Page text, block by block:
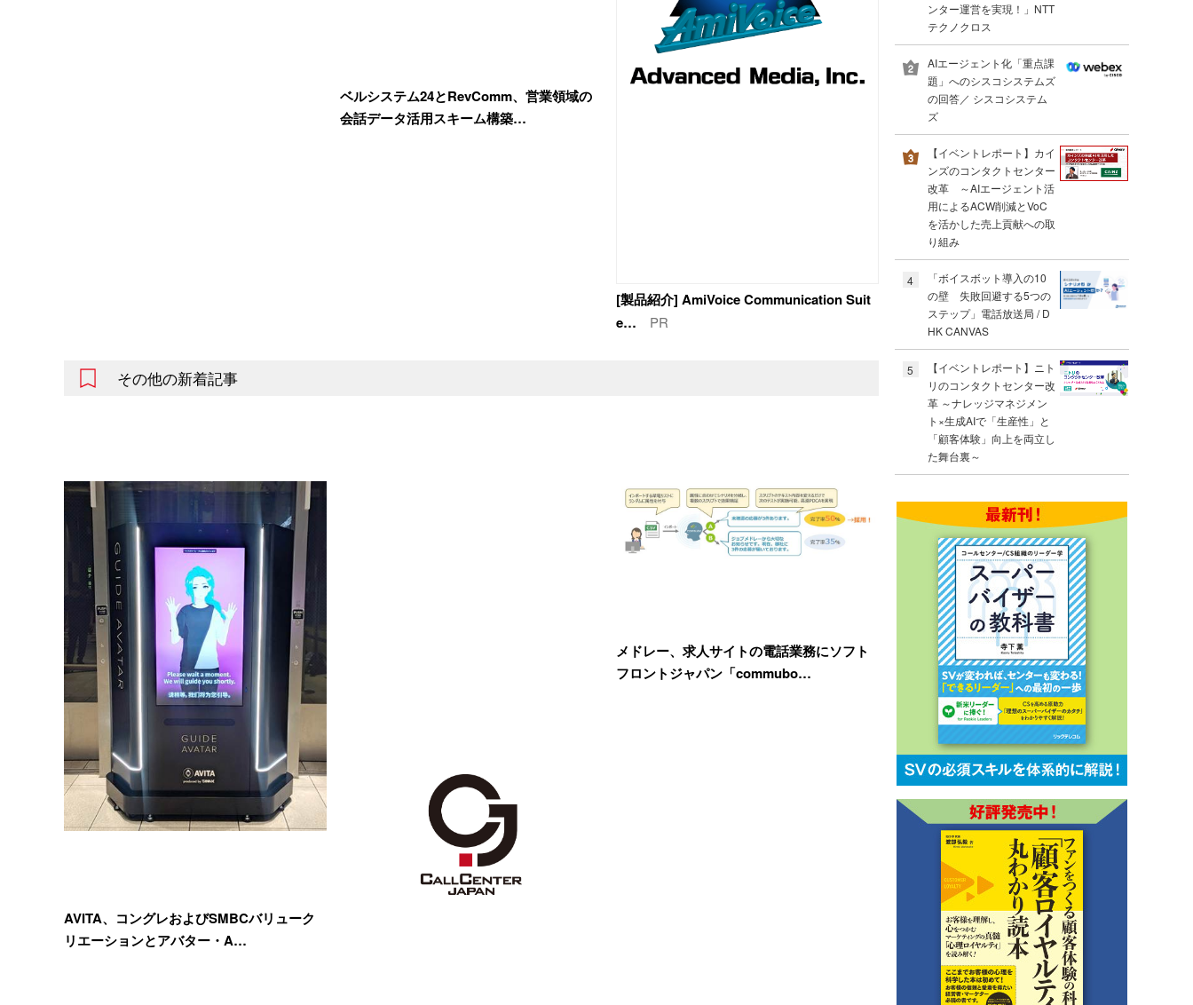
ベルシステム24とRevComm、営業領域の
会話データ活用スキーム構築…
[製品紹介] AmiVoice Communication Suit
e…
PR
その他の新着記事
AVITA、コングレおよびSMBCバリューク
リエーションとアバター・A…
メドレー、求人サイトの電話業務にソフト
フロントジャパン「commubo…
ンター運営を実現！」NTT
テクノクロス
AIエージェント化「重点課
題」へのシスコシステムズ
の回答／ シスコシステム
ズ
【イベントレポート】カイ
ンズのコンタクトセンター
改革 ～AIエージェント活
用によるACW削減とVoC
を活かした売上貢献への取
り組み
4
「ボイスボット導入の10
の壁 失敗回避する5つの
ステップ」電話放送局 / D
HK CANVAS
5
【イベントレポート】ニト
リのコンタクトセンター改
革 ～ナレッジマネジメン
ト×生成AIで「生産性」と
「顧客体験」向上を両立し
た舞台裏～